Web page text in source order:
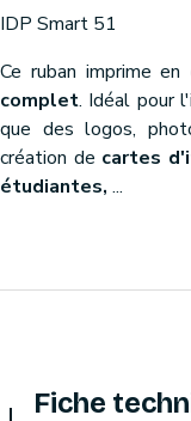
IDP Smart 51
Ce ruban imprime en
complet. Idéal pour
que des logos,
création de cartes
étudiantes, ...
Fiche